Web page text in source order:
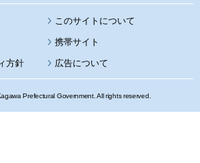
このサイトについて
携帯サイト
方針 広告について
Prefectural Government. All rights reserved.